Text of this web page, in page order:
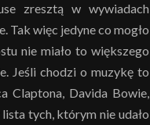
zresztą w wywiadach
Tak więc jedyne co mogło
nie miało to większego
Jeśli chodzi o muzykę to
Claptona, Davida Bowie,
tych, którym nie udało